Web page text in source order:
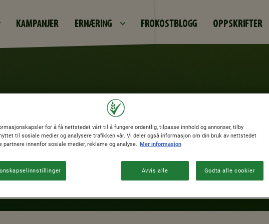
KAMPANJER ERNÆRING FROKOSTBLOGG OPPSKRIFTER
for å få nettstedet vårt til å fungere ordentlig, tilpasse innhold og annonser, tilby
til sosiale medier og analysere trafikken vår. Vi deler også informasjon om din bruk av nettstedet
partnere innenfor sosiale medier, reklame og analyse. Mer informasjon
Avvis alle Godta alle cookier